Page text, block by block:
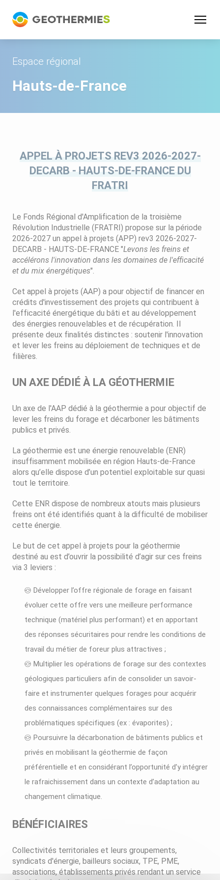
Espace régional
Hauts-de-France
APPEL À PROJETS REV3 2026-2027-
DECARB - HAUTS-DE-FRANCE DU
FRATRI
Le Fonds Régional d'Amplification de la troisième
Révolution Industrielle (FRATRI) propose sur la période
2026-2027 un appel à projets (APP) rev3 2026-2027-
DECARB - HAUTS-DE-FRANCE "Levons les freins et
accélérons l'innovation dans les domaines de l'efficacité
et du mix énergétiques".
Cet appel à projets (AAP) a pour objectif de financer en
crédits d'investissement des projets qui contribuent à
l'efficacité énergétique du bâti et au développement
des énergies renouvelables et de récupération. Il
présente deux finalités distinctes : soutenir l'innovation
et lever les freins au déploiement de techniques et de
filières.
UN AXE DÉDIÉ À LA GÉOTHERMIE
Un axe de l'AAP dédié à la géothermie a pour objectif de
lever les freins du forage et décarboner les bâtiments
publics et privés.
La géothermie est une énergie renouvelable (ENR)
insuffisamment mobilisée en région Hauts-de-France
alors qu’elle dispose d’un potentiel exploitable sur quasi
tout le territoire.
Cette ENR dispose de nombreux atouts mais plusieurs
freins ont été identifiés quant à la difficulté de mobiliser
cette énergie.
Le but de cet appel à projets pour la géothermie
destiné au est d’ouvrir la possibilité d’agir sur ces freins
via 3 leviers :
Développer l’offre régionale de forage en faisant
évoluer cette offre vers une meilleure performance
technique (matériel plus performant) et en apportant
des réponses sécuritaires pour rendre les conditions de
travail du métier de foreur plus attractives ;
Multiplier les opérations de forage sur des contextes
géologiques particuliers afin de consolider un savoir-
faire et instrumenter quelques forages pour acquérir
des connaissances complémentaires sur des
problématiques spécifiques (ex : évaporites) ;
Poursuivre la décarbonation de bâtiments publics et
privés en mobilisant la géothermie de façon
préférentielle et en considérant l’opportunité d’y intégrer
le rafraichissement dans un contexte d’adaptation au
changement climatique.
BÉNÉFICIAIRES
Collectivités territoriales et leurs groupements,
syndicats d'énergie, bailleurs sociaux, TPE, PME,
associations, établissements privés rendant un service